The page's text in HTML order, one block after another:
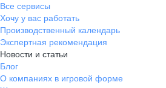
Все сервисы
Хочу у вас работать
Производственный календарь
Экспертная рекомендация
Новости и статьи
Блог
О компаниях в игровой форме